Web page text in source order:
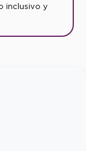
inclusivo y